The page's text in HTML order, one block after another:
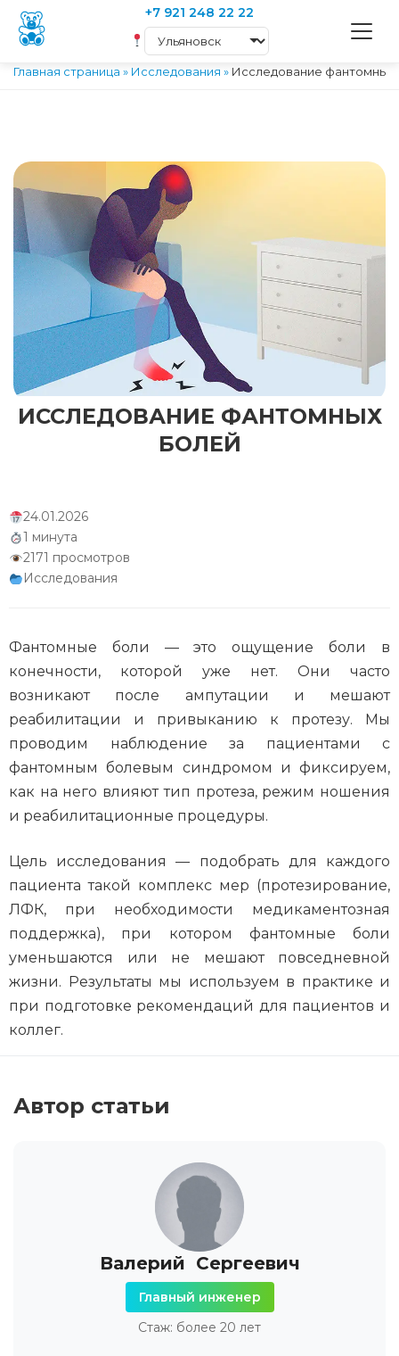
+7 921 248 22 22
Главная страница » Исследования » Исследование фантомных
ИССЛЕДОВАНИЕ ФАНТОМНЫХ
БОЛЕЙ
24.01.2026
1 минута
2171 просмотров
Исследования
Фантомные боли — это ощущение боли в
конечности, которой уже нет. Они часто
возникают после ампутации и мешают
реабилитации и привыканию к протезу. Мы
проводим наблюдение за пациентами с
фантомным болевым синдромом и фиксируем,
как на него влияют тип протеза, режим ношения
и реабилитационные процедуры.
Цель исследования — подобрать для каждого
пациента такой комплекс мер (протезирование,
ЛФК, при необходимости медикаментозная
поддержка), при котором фантомные боли
уменьшаются или не мешают повседневной
жизни. Результаты мы используем в практике и
при подготовке рекомендаций для пациентов и
коллег.
Автор статьи
Валерий Сергеевич
Главный инженер
Стаж: более 20 лет